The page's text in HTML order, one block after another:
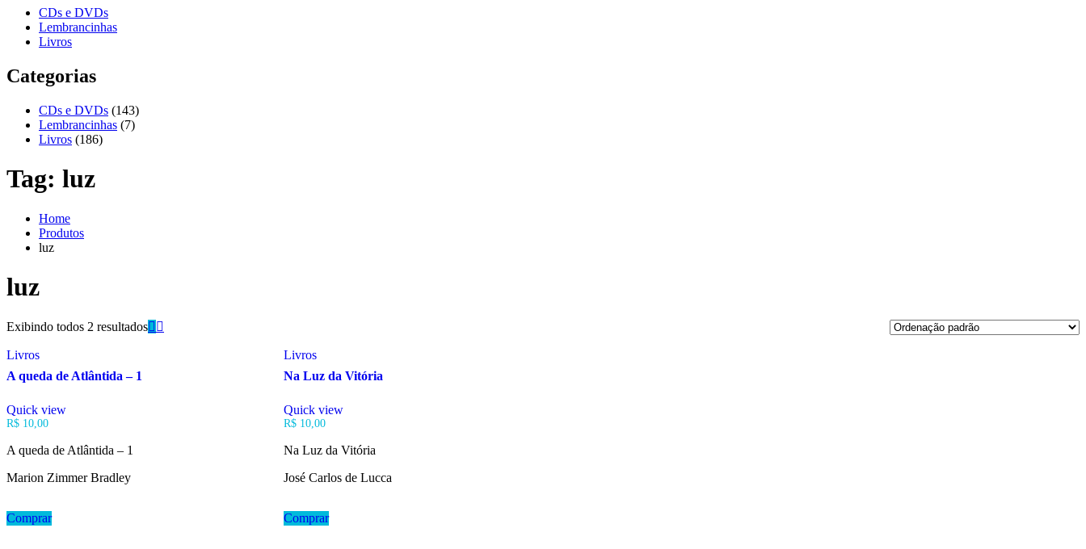
CDs e DVDs
Lembrancinhas
Livros
Categorias
CDs e DVDs (143)
Lembrancinhas (7)
Livros (186)
Tag: luz
Home
Produtos
luz
luz
Exibindo todos 2 resultados
Livros
A queda de Atlântida – 1
Quick view
R$ 10,00
A queda de Atlântida – 1
Marion Zimmer Bradley
Comprar
Livros
Na Luz da Vitória
Quick view
R$ 10,00
Na Luz da Vitória
José Carlos de Lucca
Comprar